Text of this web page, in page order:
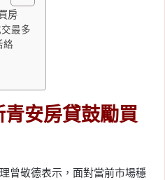
房
最多
絡
安房貸鼓勵買
曾敬德表示，面對當前市場穩